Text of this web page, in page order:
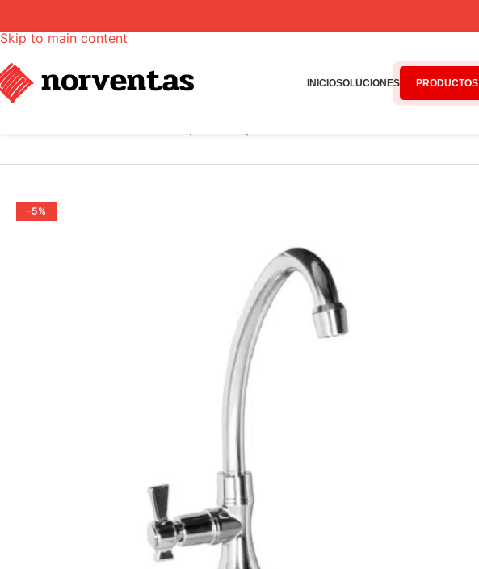
Skip to main content
INICIOSOLUCIONES PRODUCTOS
-5%